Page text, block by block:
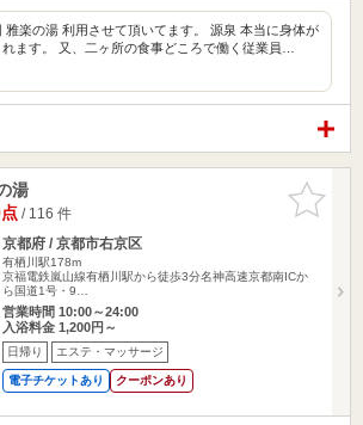
雅楽の湯 利用させて頂いてます。 源泉 本当に身体が
ます。 又、二ヶ所の食事どころで働く従業員…
お気に入
りに追加
湯
/ 116 件
京都府 / 京都市右京区
有栖川駅178m
京福電鉄嵐山線有栖川駅から徒歩3分名神高速京都南ICか
ら国道1号・9…
営業時間 10:00～24:00
入浴料金 1,200円～
日帰り エステ・マッサージ
電子チケットあり クーポンあり